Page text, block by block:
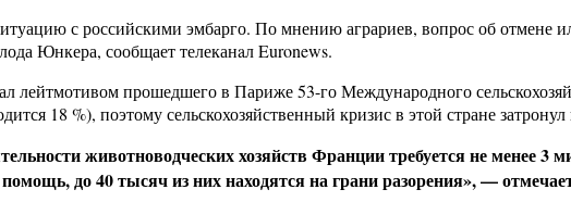
с российскими эмбарго. По мнению аграриев, вопрос об отмене
Юнкера, сообщает телеканaл Euronews.
лейтмотивом прошедшего в Париже 53-го Международного
18 %), поэтому сельскохозяйственный кризис в этой стране
животноводческих хозяйств Франции требуется не менее
до 40 тысяч из них находятся на грани разорения», —